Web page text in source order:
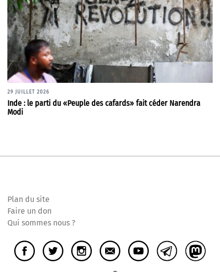
29 JUILLET 2026
Inde : le parti du «Peuple des cafards» fait céder Narendra
Modi
Plan du site
Faire un don
Qui sommes nous ?